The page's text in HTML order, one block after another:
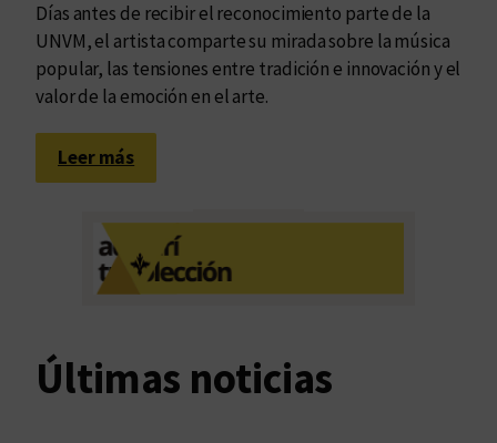
t
a
l
i
d
a
d
Días antes de recibir el reconocimiento parte de la
UNVM, el artista comparte su mirada sobre la música
popular, las tensiones entre tradición e innovación y el
valor de la emoción en el arte.
Leer más:
F
ú
:
e
Últimas noticias